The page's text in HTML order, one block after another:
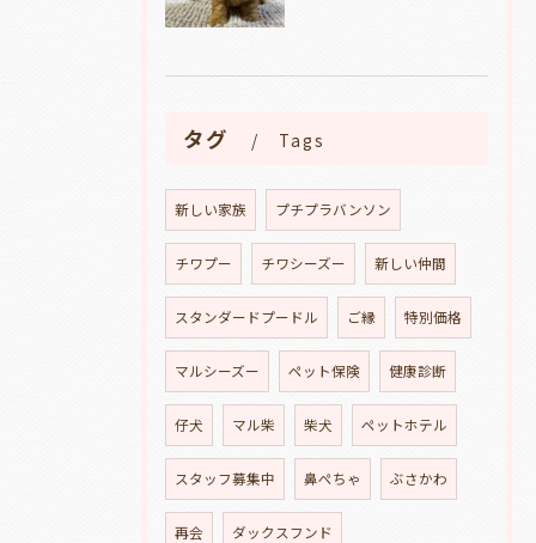
タグ Tags
新しい家族 プチプラバンソン
チワプー チワシーズー 新しい仲間
スタンダードプードル ご縁 特別価格
マルシーズー ペット保険 健康診断
仔犬 マル柴 柴犬 ペットホテル
スタッフ募集中 鼻ぺちゃ ぶさかわ
再会 ダックスフンド